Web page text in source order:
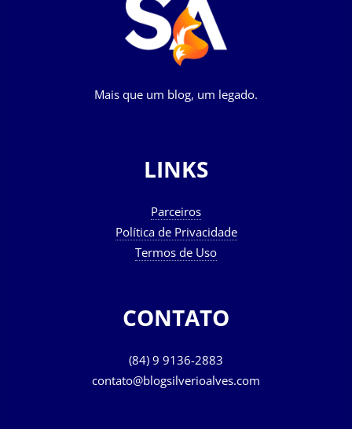
Mais que um blog, um legado.
LINKS
Parceiros
Política de Privacidade
Termos de Uso
CONTATO
(84) 9 9136-2883
contato@blogsilverioalves.com